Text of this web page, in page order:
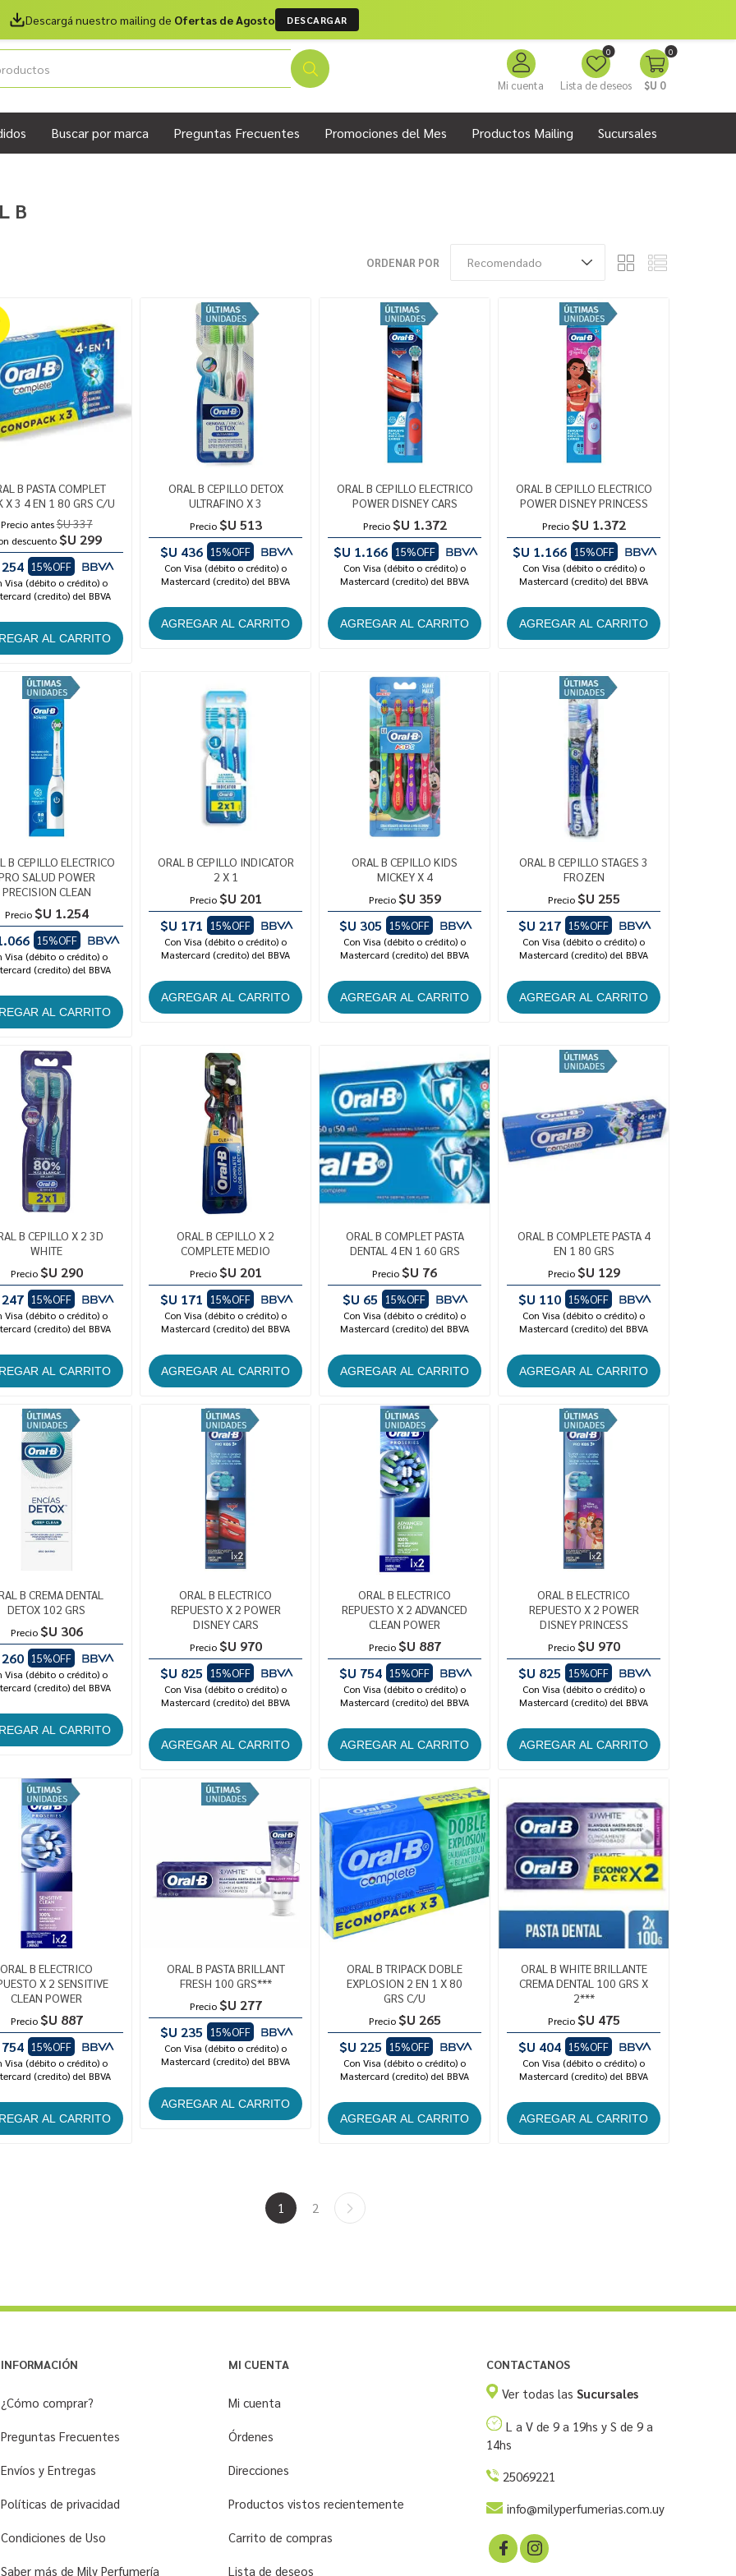
Descargá nuestro mailing de Ofertas de Agosto DESCARGAR
Mi cuenta Lista de deseos
0 0
$U 0
Buscar por marca Preguntas Frecuentes Promociones del Mes Productos Mailing Sucursales
B
ORDENAR POR
B PASTA COMPLET
X 3 4 EN 1 80 GRS C/U
Precio antes$U 337
descuento $U 299
15%OFF
Visa (débito o crédito) o
(credito) del BBVA
ORAL B CEPILLO DETOX
ULTRAFINO X 3
Precio $U 513
$U 436
15%OFF
Con Visa (débito o crédito) o
Mastercard (credito) del BBVA
ORAL B CEPILLO ELECTRICO
POWER DISNEY CARS
Precio $U 1.372
$U 1.166
15%OFF
Con Visa (débito o crédito) o
Mastercard (credito) del BBVA
ORAL B CEPILLO ELECTRICO
POWER DISNEY PRINCESS
Precio $U 1.372
$U 1.166
15%OFF
Con Visa (débito o crédito) o
Mastercard (credito) del BBVA
B CEPILLO ELECTRICO
SALUD POWER
PRECISION CLEAN
Precio $U 1.254
15%OFF
Visa (débito o crédito) o
(credito) del BBVA
ORAL B CEPILLO INDICATOR
2 X 1
Precio $U 201
$U 171
15%OFF
Con Visa (débito o crédito) o
Mastercard (credito) del BBVA
ORAL B CEPILLO KIDS
MICKEY X 4
Precio $U 359
$U 305
15%OFF
Con Visa (débito o crédito) o
Mastercard (credito) del BBVA
ORAL B CEPILLO STAGES 3
FROZEN
Precio $U 255
$U 217
15%OFF
Con Visa (débito o crédito) o
Mastercard (credito) del BBVA
B CEPILLO X 2 3D
WHITE
Precio $U 290
15%OFF
Visa (débito o crédito) o
(credito) del BBVA
ORAL B CEPILLO X 2
COMPLETE MEDIO
Precio $U 201
$U 171
15%OFF
Con Visa (débito o crédito) o
Mastercard (credito) del BBVA
ORAL B COMPLET PASTA
DENTAL 4 EN 1 60 GRS
Precio $U 76
$U 65
15%OFF
Con Visa (débito o crédito) o
Mastercard (credito) del BBVA
ORAL B COMPLETE PASTA 4
EN 1 80 GRS
Precio $U 129
$U 110
15%OFF
Con Visa (débito o crédito) o
Mastercard (credito) del BBVA
B CREMA DENTAL
DETOX 102 GRS
Precio $U 306
15%OFF
Visa (débito o crédito) o
(credito) del BBVA
ORAL B ELECTRICO
REPUESTO X 2 POWER
DISNEY CARS
Precio $U 970
$U 825
15%OFF
Con Visa (débito o crédito) o
Mastercard (credito) del BBVA
ORAL B ELECTRICO
REPUESTO X 2 ADVANCED
CLEAN POWER
Precio $U 887
$U 754
15%OFF
Con Visa (débito o crédito) o
Mastercard (credito) del BBVA
ORAL B ELECTRICO
REPUESTO X 2 POWER
DISNEY PRINCESS
Precio $U 970
$U 825
15%OFF
Con Visa (débito o crédito) o
Mastercard (credito) del BBVA
ORAL B ELECTRICO
X 2 SENSITIVE
CLEAN POWER
Precio $U 887
15%OFF
Visa (débito o crédito) o
(credito) del BBVA
ORAL B PASTA BRILLANT
FRESH 100 GRS***
Precio $U 277
$U 235
15%OFF
Con Visa (débito o crédito) o
Mastercard (credito) del BBVA
ORAL B TRIPACK DOBLE
EXPLOSION 2 EN 1 X 80
GRS C/U
Precio $U 265
$U 225
15%OFF
Con Visa (débito o crédito) o
Mastercard (credito) del BBVA
ORAL B WHITE BRILLANTE
CREMA DENTAL 100 GRS X
2***
Precio $U 475
$U 404
15%OFF
Con Visa (débito o crédito) o
Mastercard (credito) del BBVA
1 2
INFORMACIÓN
¿Cómo comprar?
Preguntas Frecuentes
Envíos y Entregas
Políticas de privacidad
Condiciones de Uso
Saber más de Mily Perfumería
MI CUENTA
Mi cuenta
Órdenes
Direcciones
Productos vistos recientemente
Carrito de compras
Lista de deseos
CONTACTANOS
Ver todas las Sucursales
L a V de 9 a 19hs y S de 9 a
14hs
25069221
info@milyperfumerias.com.uy